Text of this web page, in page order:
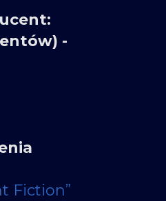
-
Fiction”